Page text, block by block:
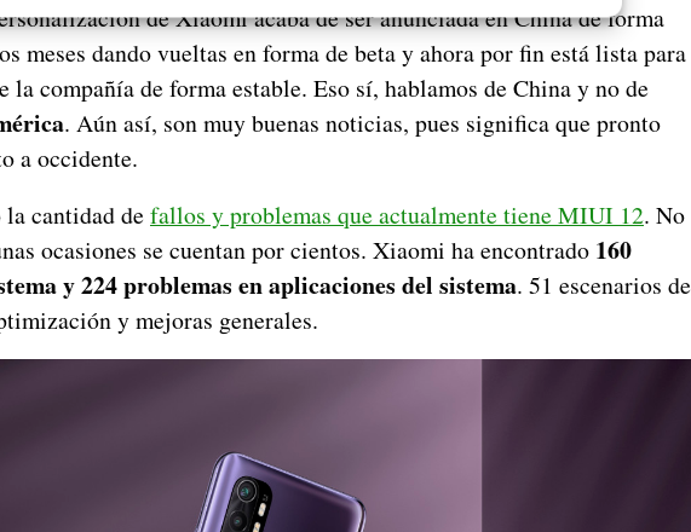
de Xiaomi acaba de ser anunciada en China de forma
meses dando vueltas en forma de beta y ahora por fin está lista para
la compañía de forma estable. Eso sí, hablamos de China y no de
. Aún así, son muy buenas noticias, pues significa que pronto
a occidente.
cantidad de fallos y problemas que actualmente tiene MIUI 12. No
ocasiones se cuentan por cientos. Xiaomi ha encontrado 160
y 224 problemas en aplicaciones del sistema. 51 escenarios de
y mejoras generales.